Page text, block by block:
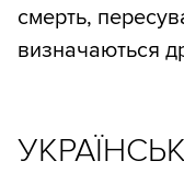
смерть,
визначаються